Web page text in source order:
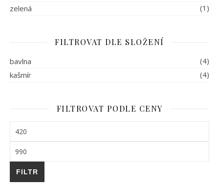
zelená
(1)
FILTROVAT DLE SLOŽENÍ
bavlna
(4)
kašmír
(4)
FILTROVAT PODLE CENY
FILTR